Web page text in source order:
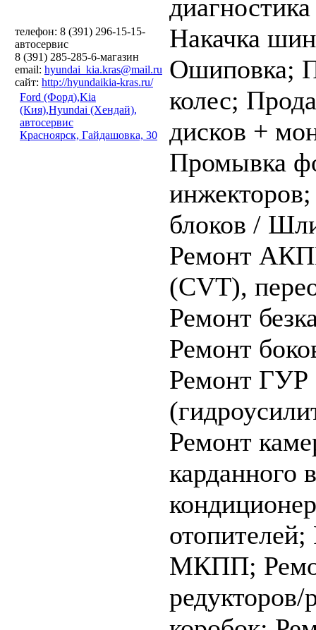
телефон: 8 (391) 296-15-15-
автосервис
8 (391) 285-285-6-магазин
email: hyundai_kia.kras@mail.ru
сайт: http://hyundaikia-kras.ru/
Ford (Форд),Kia
(Кия),Hyundai (Хендай),
автосервис
Красноярск, Гайдашовка, 30
Накачка
Ошиповка;
колес;
дисков +
Промывка
блоков /
Ремонт
(CVT),
Ремонт
Ремонт
Ремонт ГУР
Ремонт
карданного
отопителей;
МКПП;
редукторов/